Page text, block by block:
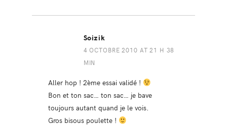
Soizik
4 OCTOBRE 2010 AT 21 H 38
MIN
Aller hop ! 2ème essai validé !
Bon et ton sac… ton sac… je bave
toujours autant quand je le vois.
Gros bisous poulette !